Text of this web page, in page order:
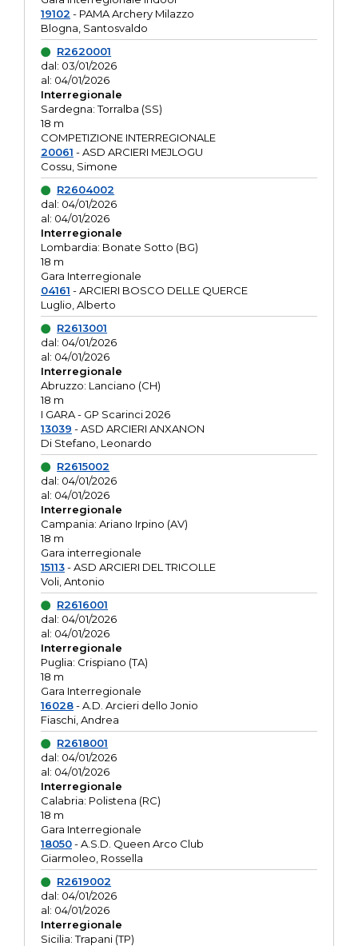
19102 - PAMA Archery Milazzo
Blogna, Santosvaldo
R2620001
dal: 03/01/2026
al: 04/01/2026
Interregionale
Sardegna: Torralba (SS)
18 m
COMPETIZIONE INTERREGIONALE
20061 - ASD ARCIERI MEJLOGU
Cossu, Simone
R2604002
dal: 04/01/2026
al: 04/01/2026
Interregionale
Lombardia: Bonate Sotto (BG)
18 m
Gara Interregionale
04161 - ARCIERI BOSCO DELLE QUERCE
Luglio, Alberto
R2613001
dal: 04/01/2026
al: 04/01/2026
Interregionale
Abruzzo: Lanciano (CH)
18 m
I GARA - GP Scarinci 2026
13039 - ASD ARCIERI ANXANON
Di Stefano, Leonardo
R2615002
dal: 04/01/2026
al: 04/01/2026
Interregionale
Campania: Ariano Irpino (AV)
18 m
Gara interregionale
15113- ASD ARCIERI DEL TRICOLLE
Voli, Antonio
R2616001
dal: 04/01/2026
al: 04/01/2026
Interregionale
Puglia: Crispiano (TA)
18 m
Gara Interregionale
16028- A.D. Arcieri dello Jonio
Fiaschi, Andrea
R2618001
dal: 04/01/2026
al: 04/01/2026
Interregionale
Calabria: Polistena (RC)
18 m
Gara Interregionale
18050- A.S.D. Queen Arco Club
Giarmoleo, Rossella
R2619002
dal: 04/01/2026
al: 04/01/2026
Interregionale
Sicilia: Trapani (TP)